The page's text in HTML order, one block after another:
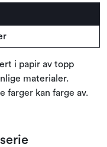
i papir av topp
materialer.
farger kan farge av.